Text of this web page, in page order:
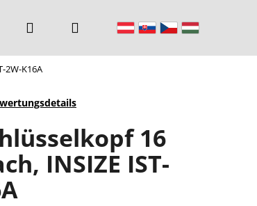
Warenkorb
2W-K16A
16
INSIZE IST-